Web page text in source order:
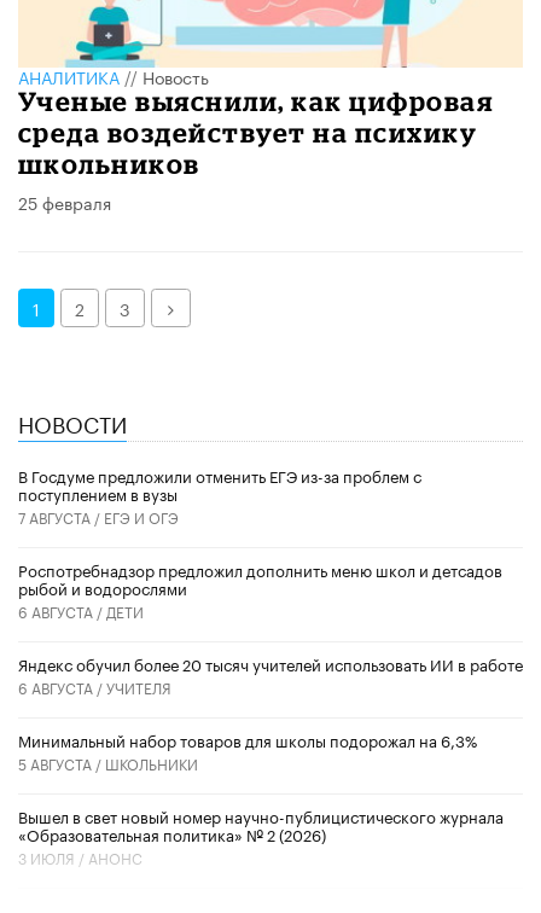
АНАЛИТИКА//Новость
Ученые выяснили, как цифровая
среда воздействует на психику
школьников
25 февраля
1 2 3 Далее
НОВОСТИ
В Госдуме предложили отменить ЕГЭ из-за проблем с
поступлением в вузы
7 АВГУСТА / ЕГЭ И ОГЭ
Роспотребнадзор предложил дополнить меню школ и детсадов
рыбой и водорослями
6 АВГУСТА / ДЕТИ
​Яндекс обучил более 20 тысяч учителей использовать ИИ в работе
6 АВГУСТА /УЧИТЕЛЯ
Минимальный набор товаров для школы подорожал на 6,3%
5 АВГУСТА / ШКОЛЬНИКИ
Вышел в свет новый номер научно-публицистического журнала
«Образовательная политика» № 2 (2026)
3 ИЮЛЯ / АНОНС